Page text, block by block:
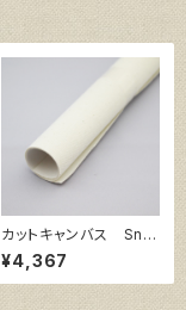
カットキャンバス Sno
w White SPC F50
¥4,367